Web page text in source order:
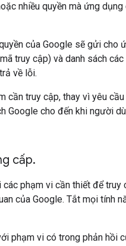
nhiều quyền mà ứng
của Google sẽ gửi
truy cập) và danh sách
về lỗi.
cần truy cập, thay vì yêu
Google cho đến khi người
cấp.
phạm vi cần thiết để
của Google. Tắt mọi tính
phạm vi có trong phản hồi